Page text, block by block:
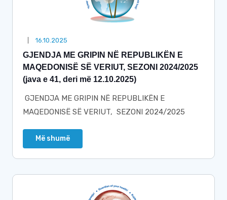
16.10.2025
GJENDJA ME GRIPIN NË REPUBLIKËN E
MAQEDONISË SË VERIUT, SEZONI 2024/2025
(java e 41, deri më 12.10.2025)
GJENDJA ME GRIPIN NË REPUBLIKËN E
MAQEDONISË SË VERIUT, SEZONI 2024/2025
Më shumë